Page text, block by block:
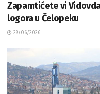
Zapamtićete vi
logora u Čelopeku
28/06/2026